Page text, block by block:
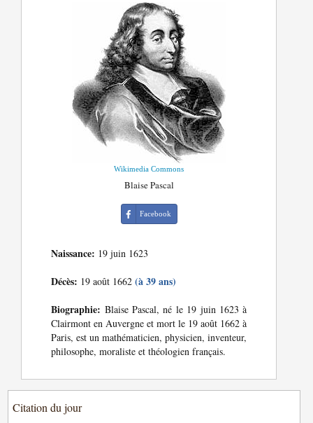
Wikimedia Commons
Blaise Pascal
Facebook
Naissance: 19 juin 1623
Décès: 19 août 1662(à 39 ans)
Biographie: Blaise Pascal, né le 19 juin 1623 à
Clairmont en Auvergne et mort le 19 août 1662 à
Paris, est un mathématicien, physicien, inventeur,
philosophe, moraliste et théologien français.
Citation du jour